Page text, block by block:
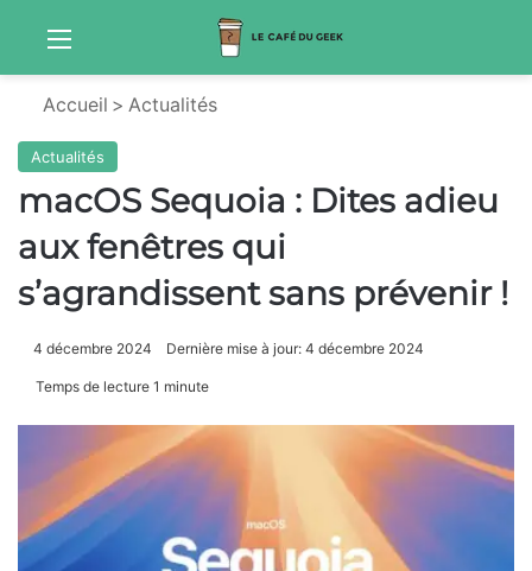
Menu
Accueil > Actualités
Actualités
macOS Sequoia : Dites adieu
aux fenêtres qui
s’agrandissent sans prévenir !
4 décembre 2024 Dernière mise à jour: 4 décembre 2024
Temps de lecture 1 minute